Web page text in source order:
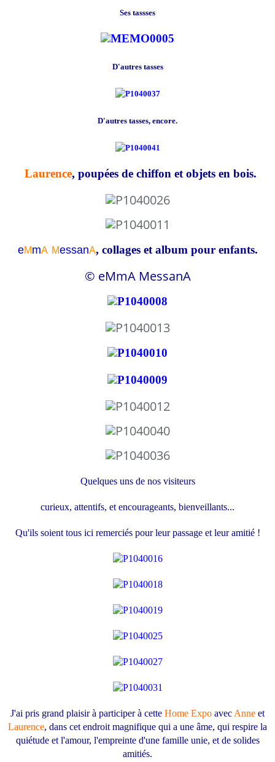
Ses tassses
D'autres tasses
D'autres tasses, encore.
Laurence, poupées de chiffon et objets en bois.
eMmA MessanA, collages et album pour enfants.
© eMmA MessanA
Quelques uns de nos visiteurs
curieux, attentifs, et encourageants, bienveillants...
Qu'ils soient tous ici remerciés pour leur passage et leur amitié !
J'ai pris grand plaisir à participer à cette Home Expo avec Anne et
Laurence, dans cet endroit magnifique qui a une âme, qui respire la
quiétude et l'amour, l'empreinte d'une famille unie, et de solides
amitiés.